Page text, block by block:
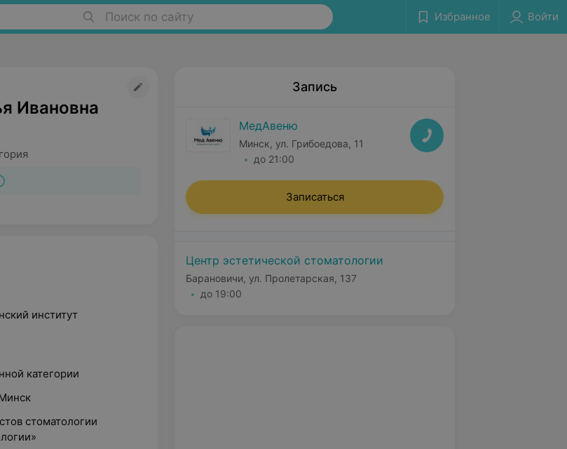
Поиск по сайту Избранное Войти
Ивановна
институт
категории
стоматологии
Запись
МедАвеню
Минск, ул. Грибоедова, 11
до 21:00
Записаться
Центр эстетической стоматологии
Барановичи, ул. Пролетарская, 137
до 19:00